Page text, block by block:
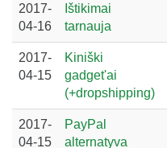
2017-
04-16
Ištikimai
tarnauja
2017-
04-15
Kiniški
gadget'ai
(+dropshipping)
2017-
04-15
PayPal
alternatyva